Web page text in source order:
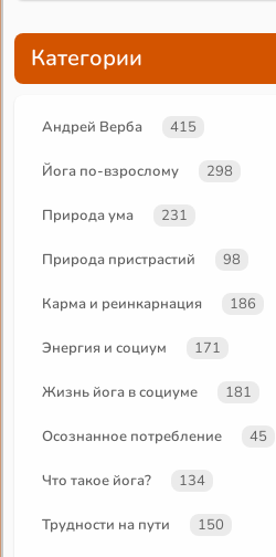
Категории
Андрей Верба 415
Йога по-взрослому 298
Природа ума 231
Природа пристрастий 98
Карма и реинкарнация 186
Энергия и социум 171
Жизнь йога в социуме 181
Осознанное потребление 45
Что такое йога? 134
Трудности на пути 150